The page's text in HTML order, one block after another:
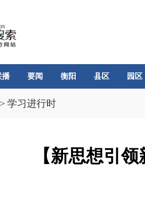
播 要闻 衡阳 县区 园区
> 学习进行时
【新思想引